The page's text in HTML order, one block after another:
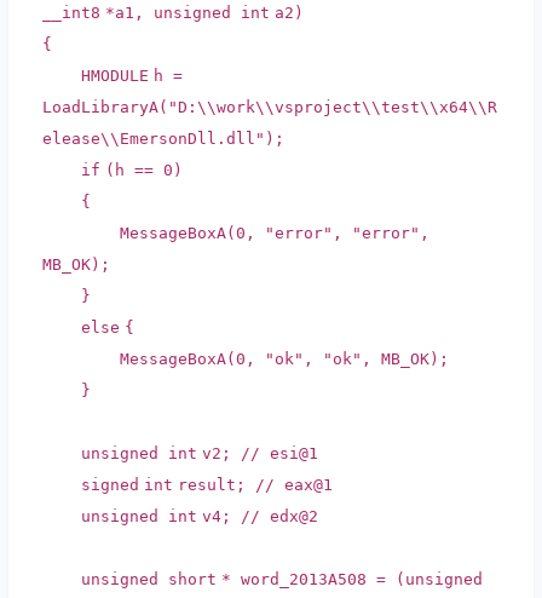
__int8 *a1, unsigned int a2)
{
HMODULE h =
LoadLibraryA( "D:\\work\\vsproject\\test\\x64\\R
elease\\EmersonDll.dll" );
if (h == 0)
{
MessageBoxA(0,
"error" , "error" ,
MB_OK);
}
else {
MessageBoxA(0,
"ok" , "ok" , MB_OK);
}
unsigned int v2;
// esi@1
signed int result;
// eax@1
unsigned int v4; // edx@2
unsigned short * word_2013A508 = (unsigned